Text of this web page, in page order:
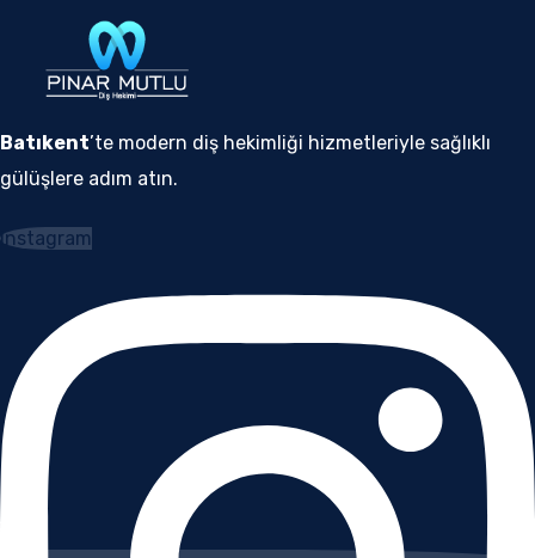
Batıkent’te modern diş hekimliği hizmetleriyle sağlıklı
gülüşlere adım atın.
Instagram